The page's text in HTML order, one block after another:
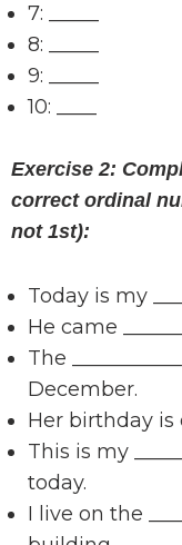
7: _____
8: _____
9: _____
10: ____
Exercise 2:
correct ordinal
not 1st):
Today is my
He came
The
December.
Her birthday is
This is my
today.
I live on the